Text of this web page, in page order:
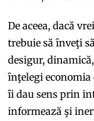
De aceea, dacă
trebuie să ȋnveţi
desigur,
ȋnţelegi economia
ȋi dau sens prin
informează şi